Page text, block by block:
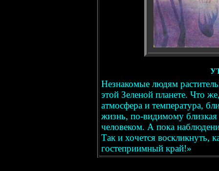
Незнакомые людям
этой Зеленой планете. Что
атмосфера и температура,
жизнь, по-видимому близкая
человеком. А пока
Так и хочется воскликнуть,
гостеприимный край!»